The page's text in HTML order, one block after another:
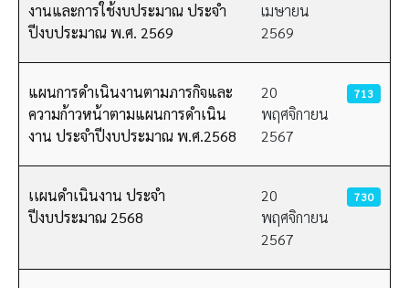
งานและการใช้งบประมาณ ประจำ
ปีงบประมาณ พ.ศ. 2569
เมษายน
2569
แผนการดำเนินงานตามภารกิจและ
ความก้าวหน้าตามแผนการดำเนิน
งาน ประจำปีงบประมาณ พ.ศ.2568
20
พฤศจิกายน
2567
713
เเผนดำเนินงาน ประจำ
ปีงบประมาณ 2568
20
พฤศจิกายน
2567
730